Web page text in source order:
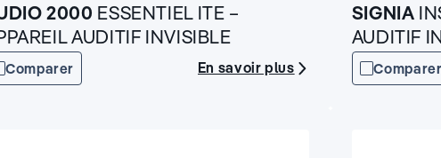
2000 ESSENTIEL ITE –
AUDITIF INVISIBLE
Comparer En savoir plus
SIGNIA
AUDITIF
Comparer